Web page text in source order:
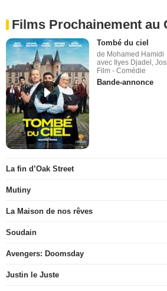
Films Prochainement au
Tombé du ciel
de Mohamed Hamidi
avec Ilyes Djadel,
Film - Comédie
Bande-annonce
La fin d’Oak Street
Mutiny
La Maison de nos rêves
Soudain
Avengers: Doomsday
Justin le Juste